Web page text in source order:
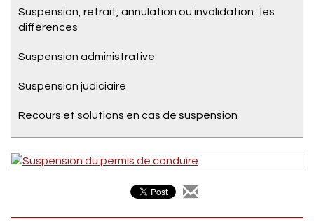
Suspension, retrait, annulation ou invalidation : les
différences
Suspension administrative
Suspension judiciaire
Recours et solutions en cas de suspension